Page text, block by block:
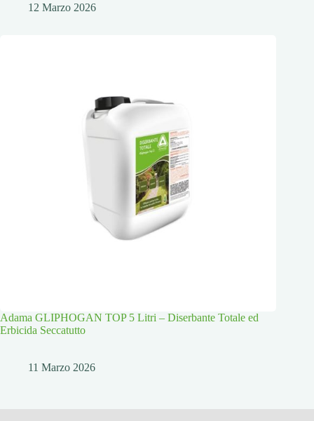
12 Marzo 2026
Adama GLIPHOGAN TOP 5 Litri – Diserbante Totale ed
Erbicida Seccatutto
11 Marzo 2026